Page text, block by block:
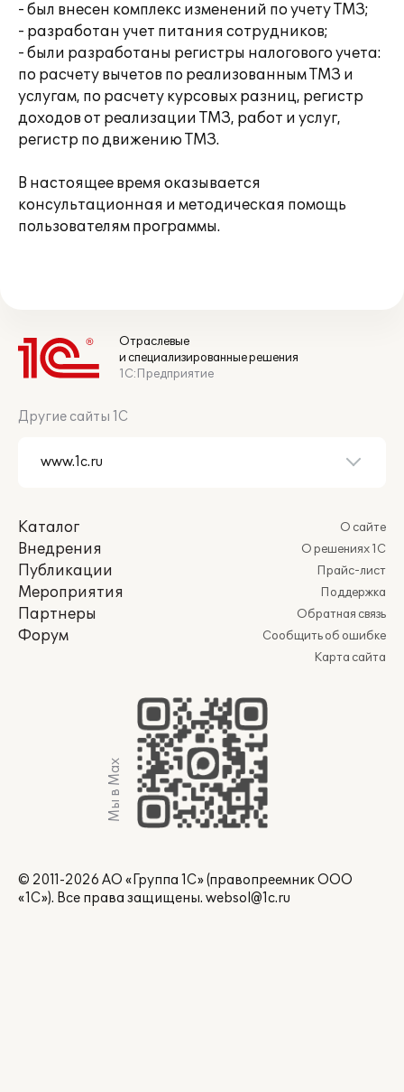
- был внесен комплекс изменений по учету ТМЗ;
- разработан учет питания сотрудников;
- были разработаны регистры налогового учета:
по расчету вычетов по реализованным ТМЗ и
услугам, по расчету курсовых разниц, регистр
доходов от реализации ТМЗ, работ и услуг,
регистр по движению ТМЗ.
В настоящее время оказывается
консультационная и методическая помощь
пользователям программы.
Отраслевые
и специализированные решения
1С:Предприятие
Другие сайты 1С
Каталог
Внедрения
Публикации
Мероприятия
Партнеры
Форум
О сайте
О решениях 1С
Прайс-лист
Поддержка
Обратная связь
Сообщить об ошибке
Карта сайта
Мы в Max
© 2011-2026 АО «Группа 1С» (правопреемник ООО
«1С»). Все права защищены. websol@1c.ru